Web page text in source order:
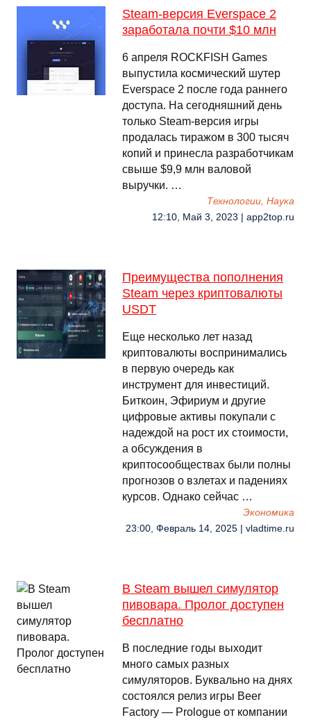
Steam-версия Everspace 2
заработала почти $10 млн
6 апреля ROCKFISH Games
выпустила космический шутер
Everspace 2 после года раннего
доступа. На сегодняшний день
только Steam-версия игры
продалась тиражом в 300 тысяч
копий и принесла разработчикам
свыше $9,9 млн валовой
выручки. …
Технологии, Наука
12:10, Май 3, 2023 | app2top.ru
Преимущества пополнения
Steam через криптовалюты
USDT
Еще несколько лет назад
криптовалюты воспринимались
в первую очередь как
инструмент для инвестиций.
Биткоин, Эфириум и другие
цифровые активы покупали с
надеждой на рост их стоимости,
а обсуждения в
криптосообществах были полны
прогнозов о взлетах и падениях
курсов. Однако сейчас …
Экономика
23:00, Февраль 14, 2025 | vladtime.ru
В Steam вышел симулятор
пивовара. Пролог доступен
бесплатно
В последние годы выходит
много самых разных
симуляторов. Буквально на днях
состоялся релиз игры Beer
Factory — Prologue от компании